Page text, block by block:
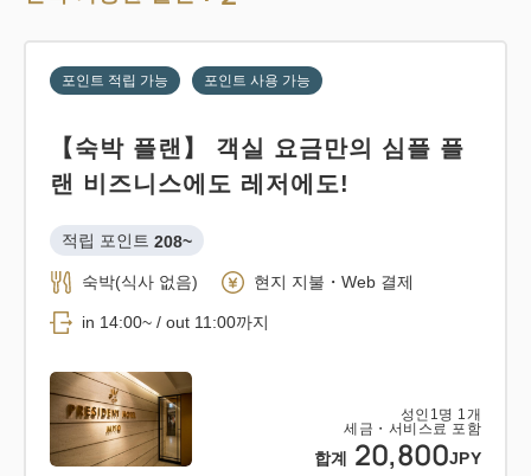
성인 1명 1개
세금・서비스료 포함
합계 20,800JPY
포인트 적립 가능 포인트 사용 가능
【숙박 플랜】 객실 요금만의 심플 플
랜 비즈니스에도 레저에도!
적립 포인트 208~
숙박(식사 없음) 현지 지불・Web 결제
in 14:00~ / out 11:00까지